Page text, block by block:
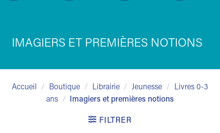
IMAGIERS ET PREMIÈRES NOTIONS
Accueil / Boutique / Librairie / Jeunesse /
Livres 0-3
ans
/ Imagiers et premières notions
FILTRER